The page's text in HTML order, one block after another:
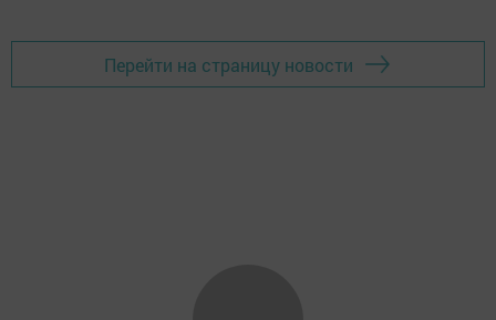
Перейти на страницу новости